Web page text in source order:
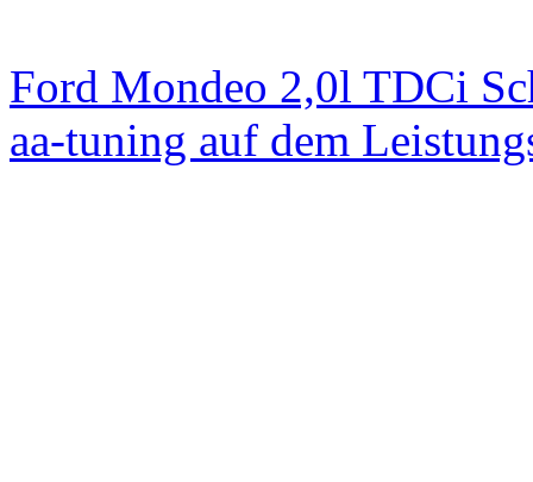
Ford Mondeo 2,0l TDCi
aa-tuning auf dem